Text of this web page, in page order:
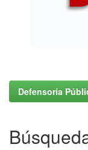
Defensoría